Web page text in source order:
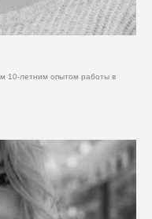
10-летним опытом работы в